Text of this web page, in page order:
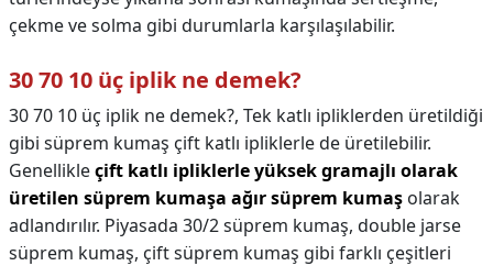
çekme ve solma gibi durumlarla karşılaşılabilir.
30 70 10 üç iplik ne demek?
30 70 10 üç iplik ne demek?, Tek katlı ipliklerden üretildiği
gibi süprem kumaş çift katlı ipliklerle de üretilebilir.
Genellikleçift katlı ipliklerle yüksek gramajlı olarak
üretilen süprem kumaşa ağır süprem kumaş olarak
adlandırılır. Piyasada 30/2 süprem kumaş, double jarse
süprem kumaş, çift süprem kumaş gibi farklı çeşitleri